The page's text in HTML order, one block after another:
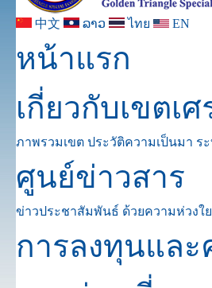
中文 ລາວ ไทย EN
หน้าแรก
เกี่ยวกับเขตเ
ภาพรวมเขต ประวัติความเป็นมา ร
ศูนย์ข่าวสาร
ข่าวประชาสัมพันธ์ ด้วยความห่วงใ
การลงทุนแล